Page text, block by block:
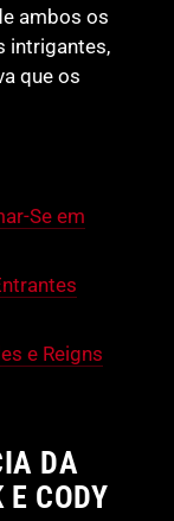
ambos os
intrigantes,
que os
Se em
e Reigns
DA
CODY